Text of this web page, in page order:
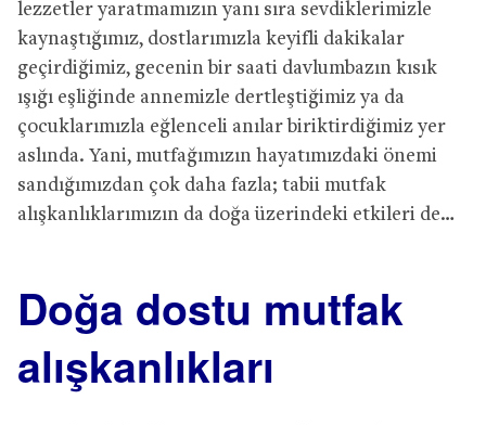
lezzetler yaratmamızın yanı sıra sevdiklerimizle
kaynaştığımız, dostlarımızla keyifli dakikalar
geçirdiğimiz, gecenin bir saati davlumbazın kısık
ışığı eşliğinde annemizle dertleştiğimiz ya da
çocuklarımızla eğlenceli anılar biriktirdiğimiz yer
aslında. Yani, mutfağımızın hayatımızdaki önemi
sandığımızdan çok daha fazla; tabii mutfak
alışkanlıklarımızın da doğa üzerindeki etkileri de…
Doğa dostu mutfak
alışkanlıkları